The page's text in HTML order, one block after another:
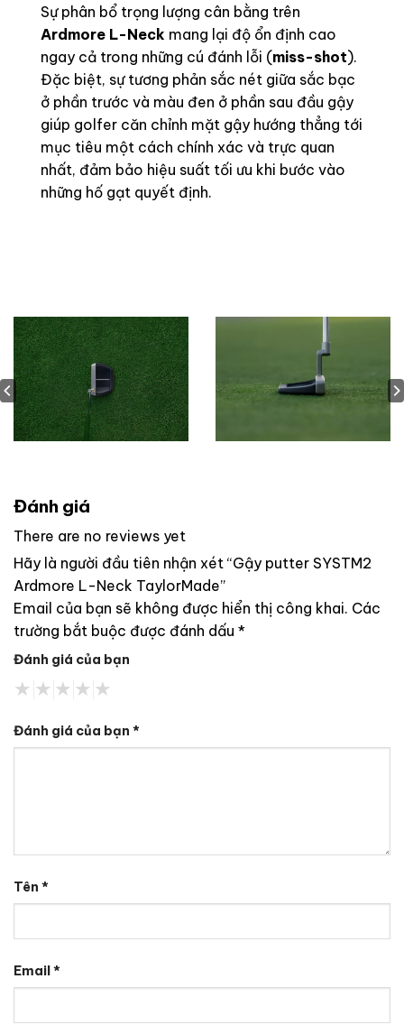
Sự phân bổ trọng lượng cân bằng trên
Ardmore L-Neck mang lại độ ổn định cao
ngay cả trong những cú đánh lỗi (miss-shot).
Đặc biệt, sự tương phản sắc nét giữa sắc bạc
ở phần trước và màu đen ở phần sau đầu gậy
giúp golfer căn chỉnh mặt gậy hướng thẳng tới
mục tiêu một cách chính xác và trực quan
nhất, đảm bảo hiệu suất tối ưu khi bước vào
những hố gạt quyết định.
Đánh giá
There are no reviews yet
Hãy là người đầu tiên nhận xét “Gậy putter SYSTM2
Ardmore L-Neck TaylorMade”
Email của bạn sẽ không được hiển thị công khai. Các
trường bắt buộc được đánh dấu *
Đánh giá của bạn
Đánh giá của bạn *
Tên *
Email*